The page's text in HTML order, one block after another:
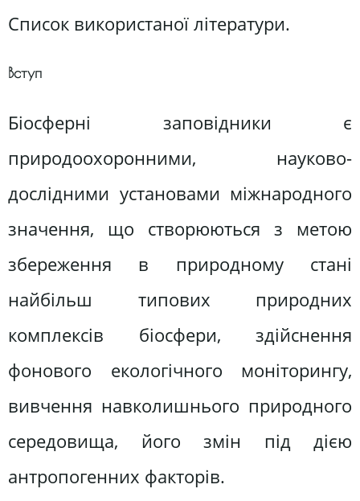
Список використаної літератури.
Вступ
Біосферні заповідники є
природоохоронними, науково-
дослідними установами міжнародного
значення, що створюються з метою
збереження в природному стані
найбільш типових природних
комплексів біосфери, здійснення
фонового екологічного моніторингу,
вивчення навколишнього природного
середовища, його змін під дією
антропогенних факторів.